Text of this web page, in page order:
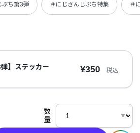
ぷち第3弾 ＃にじさんじぷち特集 ＃
弾】ステッカー
¥350 税込
数
量